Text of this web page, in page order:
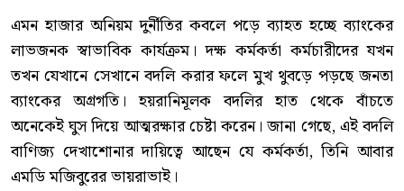
‎এমন হাজার অনিয়ম দুর্নীতির কবলে পড়ে ব্যাহত হচ্ছে ব্যাংকের
লাভজনক স্বাভাবিক কার্যক্রম। দক্ষ কর্মকর্তা কর্মচারীদের যখন
তখন যেখানে সেখানে বদলি করার ফলে মুখ থুবড়ে পড়ছে জনতা
ব্যাংকের অগ্রগতি। হয়রানিমূলক বদলির হাত থেকে বাঁচতে
অনেকেই ঘুস দিয়ে আত্মরক্ষার চেষ্টা করেন। জানা গেছে, এই বদলি
বাণিজ্য দেখাশোনার দায়িত্বে আছেন যে কর্মকর্তা, তিনি আবার
এমডি মজিবুরের ভায়রাভাই।